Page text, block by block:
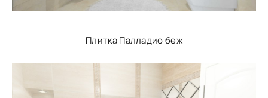
Плитка Палладио беж